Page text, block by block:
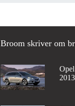
Broom skriver om
2013